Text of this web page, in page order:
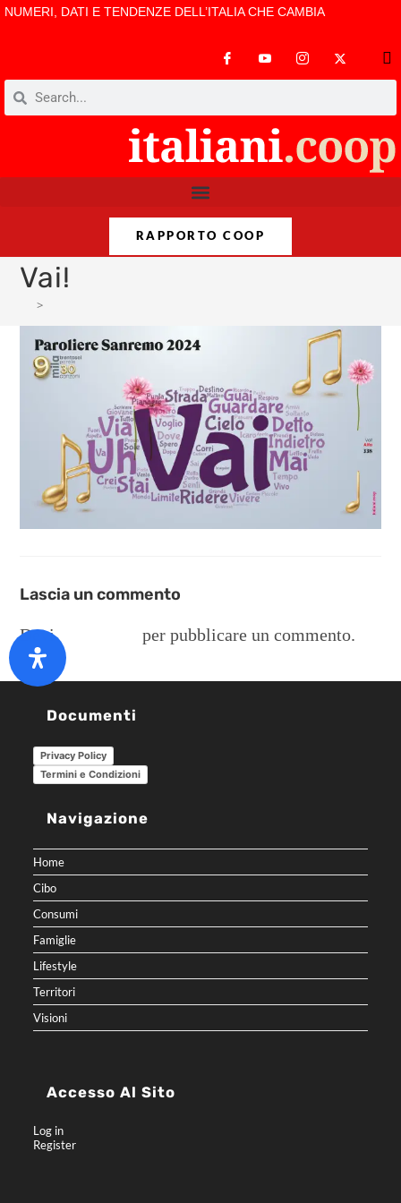
NUMERI, DATI E TENDENZE DELL’ITALIA CHE CAMBIA
RAPPORTO COOP
Vai!
>
Lascia un commento
Deviconnetterti per pubblicare un commento.
Documenti
Privacy Policy
Termini e Condizioni
Navigazione
Home
Cibo
Consumi
Famiglie
Lifestyle
Territori
Visioni
Accesso Al Sito
Log in
Register